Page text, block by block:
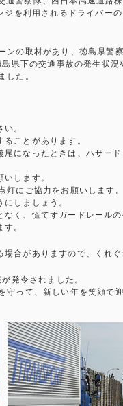
を利用されるドライバー
ンの取材があり、徳島県警
県下の交通事故の発生状況
した。
。
ことがあります。
になったときは、ハザー
します。
にご協力をお願いします。
しましょう。
く、慌てずガードレール
。
合がありますので、くれぐ
発令されました。
って、新しい年を笑顔で